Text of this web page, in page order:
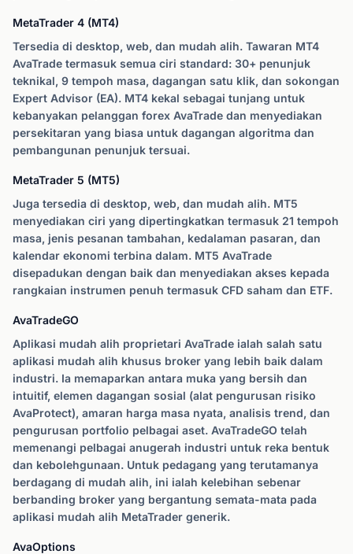
MetaTrader 4 (MT4)
Tersedia di desktop, web, dan mudah alih. Tawaran MT4
AvaTrade termasuk semua ciri standard: 30+ penunjuk
teknikal, 9 tempoh masa, dagangan satu klik, dan sokongan
Expert Advisor (EA). MT4 kekal sebagai tunjang untuk
kebanyakan pelanggan forex AvaTrade dan menyediakan
persekitaran yang biasa untuk dagangan algoritma dan
pembangunan penunjuk tersuai.
MetaTrader 5 (MT5)
Juga tersedia di desktop, web, dan mudah alih. MT5
menyediakan ciri yang dipertingkatkan termasuk 21 tempoh
masa, jenis pesanan tambahan, kedalaman pasaran, dan
kalendar ekonomi terbina dalam. MT5 AvaTrade
disepadukan dengan baik dan menyediakan akses kepada
rangkaian instrumen penuh termasuk CFD saham dan ETF.
AvaTradeGO
Aplikasi mudah alih proprietari AvaTrade ialah salah satu
aplikasi mudah alih khusus broker yang lebih baik dalam
industri. Ia memaparkan antara muka yang bersih dan
intuitif, elemen dagangan sosial (alat pengurusan risiko
AvaProtect), amaran harga masa nyata, analisis trend, dan
pengurusan portfolio pelbagai aset. AvaTradeGO telah
memenangi pelbagai anugerah industri untuk reka bentuk
dan kebolehgunaan. Untuk pedagang yang terutamanya
berdagang di mudah alih, ini ialah kelebihan sebenar
berbanding broker yang bergantung semata-mata pada
aplikasi mudah alih MetaTrader generik.
AvaOptions